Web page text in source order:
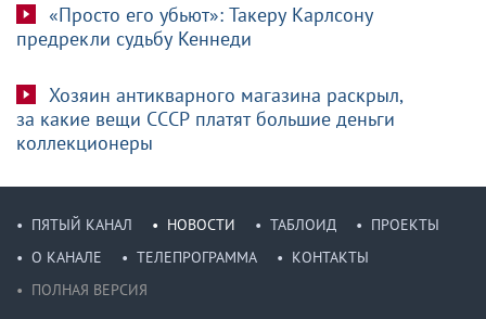
«Просто его убьют»: Такеру Карлсону
предрекли судьбу Кеннеди
Хозяин антикварного магазина раскрыл,
за какие вещи СССР платят большие деньги
коллекционеры
ПЯТЫЙ КАНАЛ НОВОСТИ ТАБЛОИД
ПРОЕКТЫ
О КАНАЛЕ
ТЕЛЕПРОГРАММА
КОНТАКТЫ
ПОЛНАЯ ВЕРСИЯ